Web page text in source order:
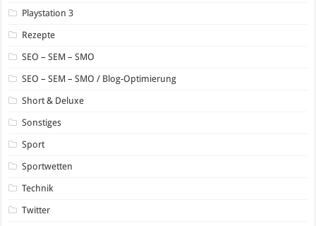
Playstation 3
Rezepte
SEO – SEM – SMO
SEO – SEM – SMO / Blog-Optimierung
Short & Deluxe
Sonstiges
Sport
Sportwetten
Technik
Twitter